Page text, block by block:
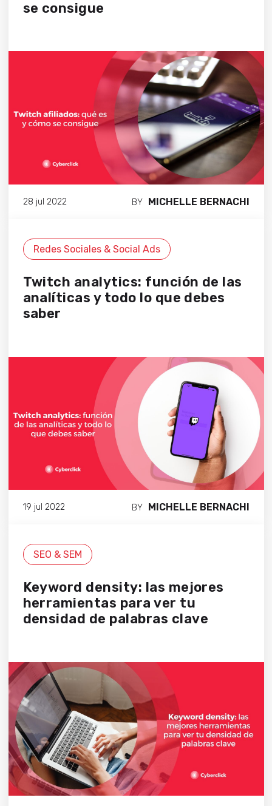
se consigue
28 jul 2022 BY MICHELLE BERNACHI
Redes Sociales & Social Ads
Twitch analytics: función de las
analíticas y todo lo que debes
saber
19 jul 2022 BY MICHELLE BERNACHI
SEO & SEM
Keyword density: las mejores
herramientas para ver tu
densidad de palabras clave